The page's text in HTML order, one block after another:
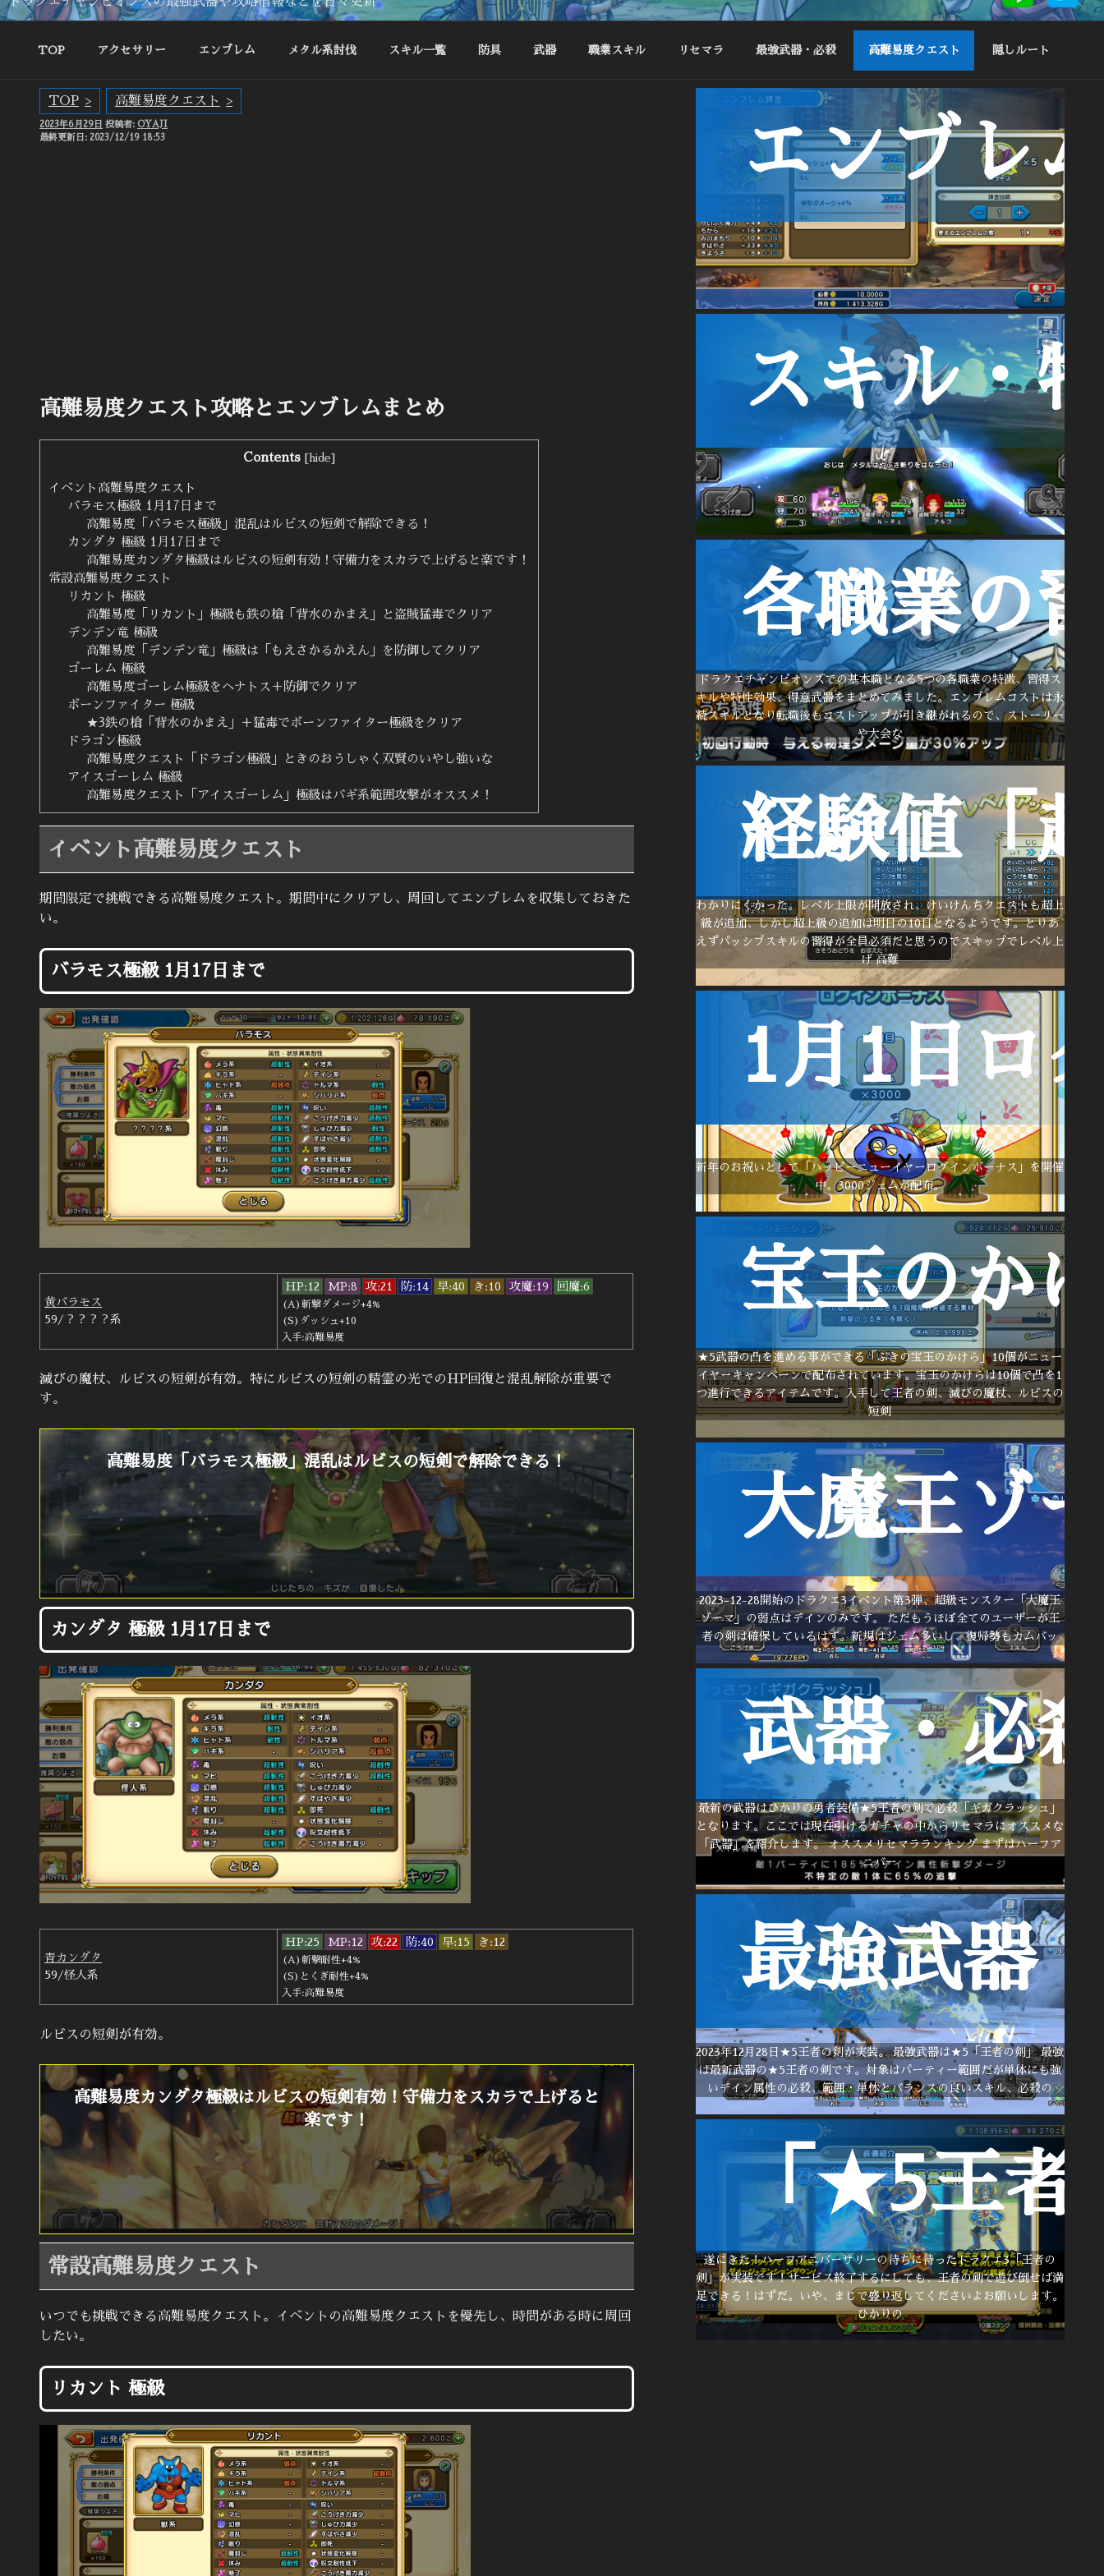
TOP アクセサリー エンブレム メタル系討伐 スキル一覧 防具 武器 職業スキル リセマラ 最強武器・必殺 高難易度クエスト 隠しルート
TOP 高難易度クエスト
投
稿
2023年6月29日 投稿者: OYAJI
最終更新日: 2023/12/19 18:53
高難易度クエスト攻略とエンブレムまとめ
Contents [ hide]
イベント高難易度クエスト
バラモス極級 1月17日まで
高難易度「バラモス極級」混乱はルビスの短剣で解除できる！
カンダタ 極級 1月17日まで
高難易度カンダタ極級はルビスの短剣有効！守備力をスカラで上げると楽です！
常設高難易度クエスト
リカント 極級
高難易度「リカント」極級も鉄の槍「背水のかまえ」と盗賊猛毒でクリア
デンデン竜 極級
高難易度「デンデン竜」極級は「もえさかるかえん」を防御してクリア
ゴーレム 極級
高難易度ゴーレム極級をヘナトス＋防御でクリア
ボーンファイター 極級
★3鉄の槍「背水のかまえ」＋猛毒でボーンファイター極級をクリア
ドラゴン極級
高難易度クエスト「ドラゴン極級」ときのおうしゃく双賢のいやし強いな
アイスゴーレム 極級
高難易度クエスト「アイスゴーレム」極級はバギ系範囲攻撃がオススメ！
イベント高難易度クエスト
期間限定で挑戦できる高難易度クエスト。期間中にクリアし、周回してエンブレムを収集しておきた
い。
バラモス極級 1月17日まで
黄バラモス
59/？？？？系
HP:12 MP:8 攻:21 防:14 早:40 き:10 攻魔:19 回魔:6
(A)斬撃ダメージ+4%
(S)ダッシュ+10
入手:高難易度
滅びの魔杖、ルビスの短剣が有効。特にルビスの短剣の精霊の光でのHP回復と混乱解除が重要で
す。
高難易度「バラモス極級」混乱はルビスの短剣で解除できる！
カンダタ 極級 1月17日まで
青カンダタ
59/怪人系
HP:25 MP:12 攻:22 防:40 早:15 き:12
(A)斬撃耐性+4%
(S)とくぎ耐性+4%
入手:高難易度
ルビスの短剣が有効。
高難易度カンダタ極級はルビスの短剣有効！守備力をスカラで上げると
楽です！
常設高難易度クエスト
いつでも挑戦できる高難易度クエスト。イベントの高難易度クエストを優先し、時間がある時に周回
したい。
リカント 極級
エンブレ
スキル・
各職業の
ドラクエチャンピオンズでの基本職となる5つの各職業の特徴、習得ス
キルや特性効果、得意武器をまとめてみました。エンブレムコストは永
続スキルとなり転職後もコストアップが引き継がれるので、ストーリー
や大会な
経験値「
わかりにくかった。レベル上限が開放され、けいけんちクエストも超上
級が追加、しかし超上級の追加は明日の10日となるようです。とりあ
えずパッシブスキルの習得が全員必須だと思うのでスキップでレベル上
げ 高難
1月1日ロ
新年のお祝いとして「ハッピーニューイヤーログインボーナス」を開催
中。3000ジェムが配布。
宝玉のか
★5武器の凸を進める事ができる「ぶきの宝玉のかけら」10個がニュー
イヤーキャンペーンで配布されています。宝玉のかけらは10個で凸を1
つ進行できるアイテムです。入手して王者の剣、滅びの魔杖、ルビスの
短剣
大魔王ゾ
2023-12-28開始のドラクエ3イベント第3弾、超級モンスター「大魔王
ゾーマ」の弱点はデインのみです。 ただもうほぼ全てのユーザーが王
者の剣は確保しているはず。新規はジェム多いし、復帰勢もカムバッ
武器・必
最新の武器はひかりの勇者装備★5王者の剣で必殺「ギガクラッシュ」
となります。ここでは現在引けるガチャの中からリセマラにオススメな
「武器」を紹介します。 オススメリセマラランキング まずはハーフア
ニバー
最強武器
2023年12月28日★5王者の剣が実装。 最強武器は★5「王者の剣」 最強
は最新武器の★5王者の剣です。対象はパーティー範囲だが単体にも強
いデイン属性の必殺、範囲・単体とバランスの良いスキル、必殺の
「★5王者
遂にきた！ハーフアニバーサリーの待ちに待ったドラクエ3「王者の
剣」が実装です！サービス終了するにしても、王者の剣で遊び倒せば満
足できる！はずだ。いや、まじで盛り返してくださいよお願いします。
ひかりの